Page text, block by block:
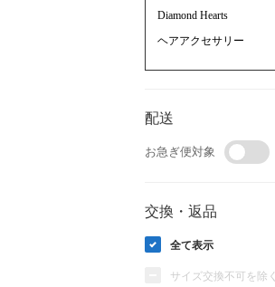
Diamond Hearts
ヘアアクセサリー
配送
お急ぎ便対象
交換・返品
全て表示
サイズ交換不可を除く